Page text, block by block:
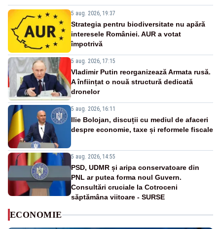
5 aug. 2026, 19:37
Strategia pentru biodiversitate nu apără
interesele României. AUR a votat
împotrivă
5 aug. 2026, 17:15
Vladimir Putin reorganizează Armata rusă.
A înființat o nouă structură dedicată
dronelor
5 aug. 2026, 16:11
Ilie Bolojan, discuții cu mediul de afaceri
despre economie, taxe și reformele fiscale
5 aug. 2026, 14:55
PSD, UDMR și aripa conservatoare din
PNL ar putea forma noul Guvern.
Consultări cruciale la Cotroceni
săptămâna viitoare - SURSE
ECONOMIE